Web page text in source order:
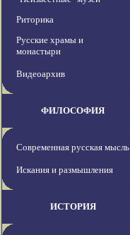
Риторика
Русские храмы и
монастыри
Видеоархив
ФИЛОСОФИЯ
Современная русская мысль
Искания и размышления
ИСТОРИЯ